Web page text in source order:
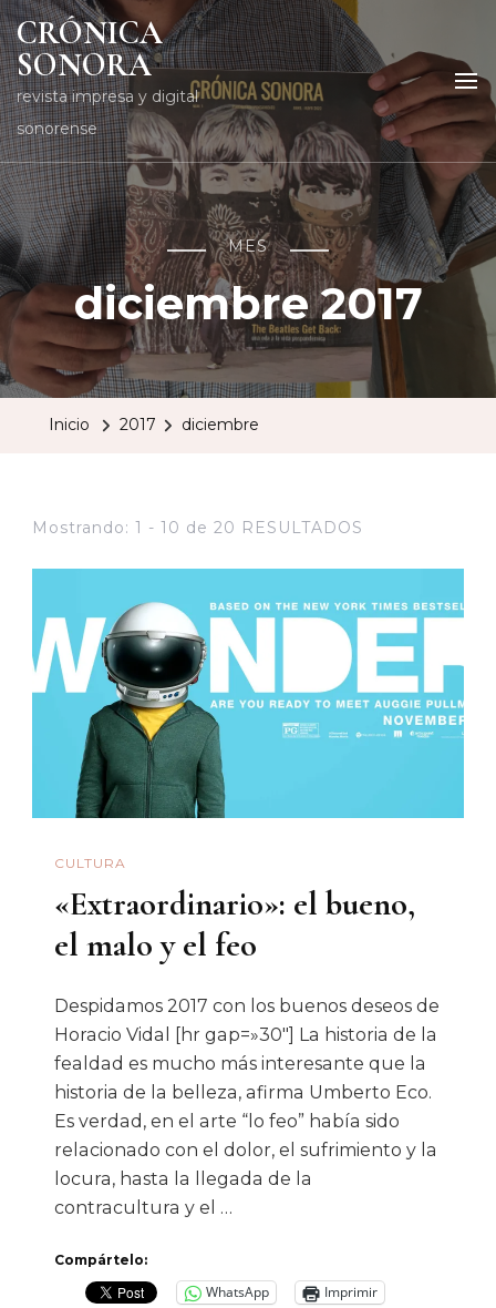
CRÓNICA
SONORA
revista impresa y digital
sonorense
MES
diciembre 2017
Inicio 2017 diciembre
Mostrando: 1 - 10 de 20 RESULTADOS
CULTURA
«Extraordinario»: el bueno,
el malo y el feo
Despidamos 2017 con los buenos deseos de
Horacio Vidal [hr gap=»30″] La historia de la
fealdad es mucho más interesante que la
historia de la belleza, afirma Umberto Eco.
Es verdad, en el arte “lo feo” había sido
relacionado con el dolor, el sufrimiento y la
locura, hasta la llegada de la
contracultura y el …
Compártelo:
WhatsApp
Imprimir